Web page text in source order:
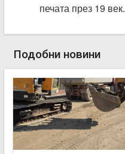
печата през 19 век.
Подобни новини